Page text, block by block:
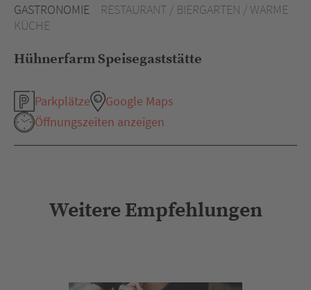
GASTRONOMIE
RESTAURANT / BIERGARTEN / WARME
KÜCHE
Hühnerfarm Speisegaststätte
Parkplätze
Google Maps
Öffnungszeiten anzeigen
Weitere Empfehlungen